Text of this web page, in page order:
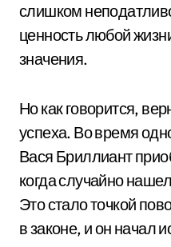
слишком
ценность любой
значения.
Но как говорится,
успеха. Во время
Вася Бриллиант
когда случайно
Это стало точкой
в законе, и он начал